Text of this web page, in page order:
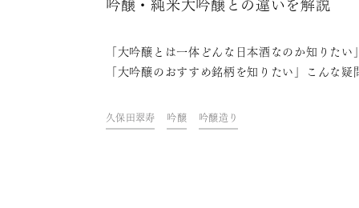
吟醸・純米大吟醸との違いを解説
「大吟醸とは一体どんな日本酒なのか知りたい」
「大吟醸のおすすめ銘柄を知りたい」こんな疑
類があり、大吟醸とは特定名称酒に分類される
酒の一つです。この記事では、大吟醸とはどうい
久保田翠寿 吟醸 吟醸造り